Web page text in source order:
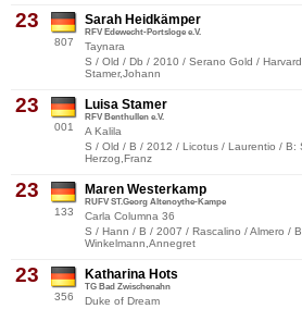
23
807
Sarah Heidkämper
RFV Edewecht-Portsloge e.V.
Taynara
S / Old / Db / 2010 / Serano Gold /
Stamer,Johann
23
001
Luisa Stamer
RFV Benthullen e.V.
A Kalila
S / Old / B / 2012 / Licotus / Laurentio / B:
Herzog,Franz
23
133
Maren Westerkamp
RUFV ST.Georg Altenoythe-Kampe
Carla Columna 36
S / Hann / B / 2007 / Rascalino / Almero /
Winkelmann,Annegret
23
356
Katharina Hots
TG Bad Zwischenahn
Duke of Dream